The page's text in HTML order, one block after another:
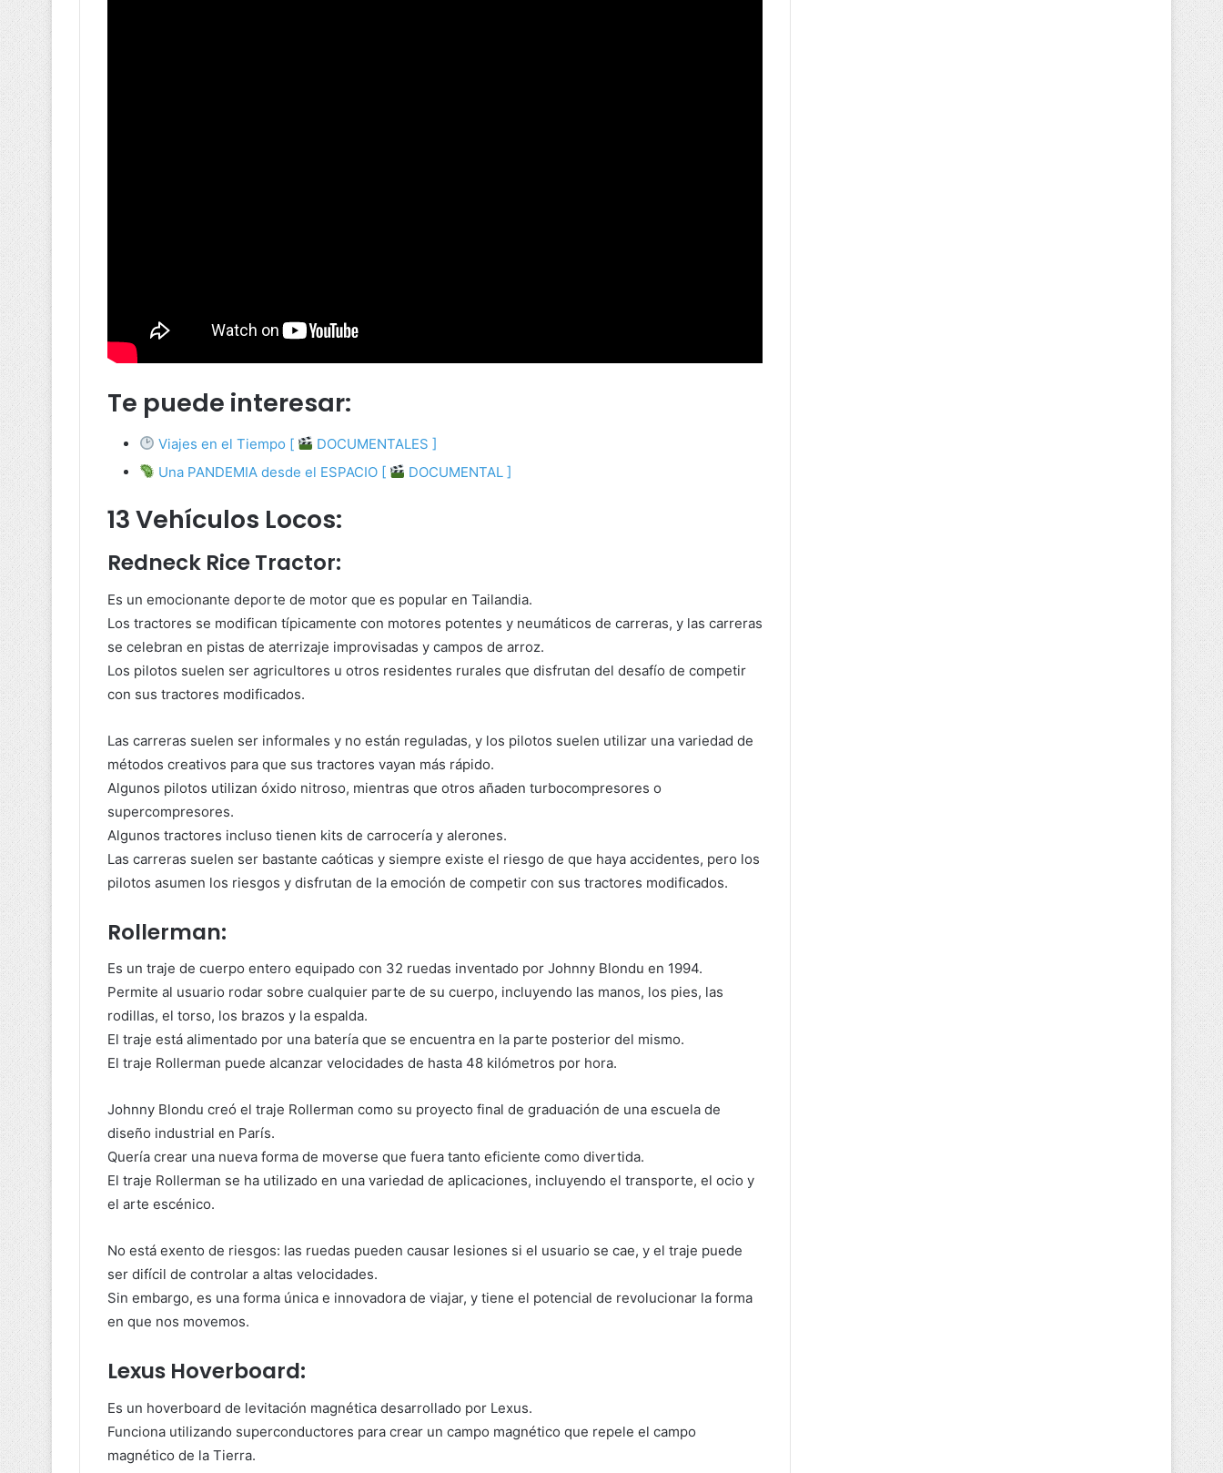
Te puede interesar:
Viajes en el Tiempo [
DOCUMENTALES ]
Una PANDEMIA desde el ESPACIO [
DOCUMENTAL ]
13 Vehículos Locos:
Redneck Rice Tractor:
Es un emocionante deporte de motor que es popular en Tailandia.
Los tractores se modifican típicamente con motores potentes y neumáticos de carreras, y las carreras
se celebran en pistas de aterrizaje improvisadas y campos de arroz.
Los pilotos suelen ser agricultores u otros residentes rurales que disfrutan del desafío de competir
con sus tractores modificados.
Las carreras suelen ser informales y no están reguladas, y los pilotos suelen utilizar una variedad de
métodos creativos para que sus tractores vayan más rápido.
Algunos pilotos utilizan óxido nitroso, mientras que otros añaden turbocompresores o
supercompresores.
Algunos tractores incluso tienen kits de carrocería y alerones.
Las carreras suelen ser bastante caóticas y siempre existe el riesgo de que haya accidentes, pero los
pilotos asumen los riesgos y disfrutan de la emoción de competir con sus tractores modificados.
Rollerman:
Es un traje de cuerpo entero equipado con 32 ruedas inventado por Johnny Blondu en 1994.
Permite al usuario rodar sobre cualquier parte de su cuerpo, incluyendo las manos, los pies, las
rodillas, el torso, los brazos y la espalda.
El traje está alimentado por una batería que se encuentra en la parte posterior del mismo.
El traje Rollerman puede alcanzar velocidades de hasta 48 kilómetros por hora.
Johnny Blondu creó el traje Rollerman como su proyecto final de graduación de una escuela de
diseño industrial en París.
Quería crear una nueva forma de moverse que fuera tanto eficiente como divertida.
El traje Rollerman se ha utilizado en una variedad de aplicaciones, incluyendo el transporte, el ocio y
el arte escénico.
No está exento de riesgos: las ruedas pueden causar lesiones si el usuario se cae, y el traje puede
ser difícil de controlar a altas velocidades.
Sin embargo, es una forma única e innovadora de viajar, y tiene el potencial de revolucionar la forma
en que nos movemos.
Lexus Hoverboard:
Es un hoverboard de levitación magnética desarrollado por Lexus.
Funciona utilizando superconductores para crear un campo magnético que repele el campo
magnético de la Tierra.